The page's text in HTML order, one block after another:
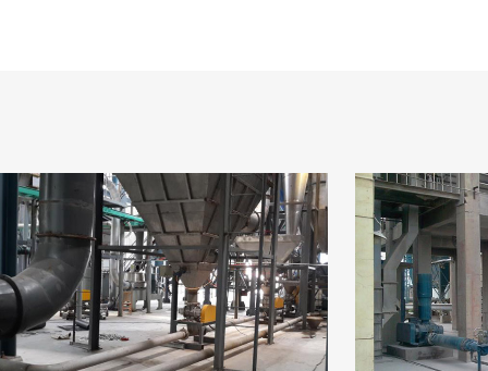
客户现场案
CUSTOMER SITE